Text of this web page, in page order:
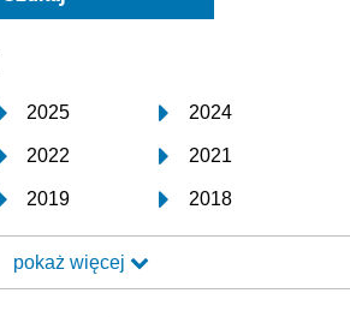
2025 2024
2022 2021
2019 2018
2016 2015
2013 2012
pokaż więcej